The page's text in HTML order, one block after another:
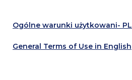
Ogólne warunki użytkowani- PL
General Terms of Use in English